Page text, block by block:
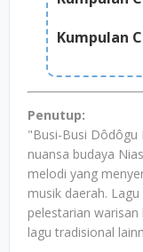
Kumpulan
Penutup:
"Busi-Busi Dôdôgu
nuansa budaya
melodi yang
musik daerah.
pelestarian warisan
lagu tradisional